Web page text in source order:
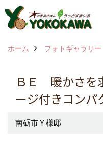
ホーム フォトギャラリー
ＢＥ 暖かさを
ージ付きコンパ
南砺市Ｙ様邸